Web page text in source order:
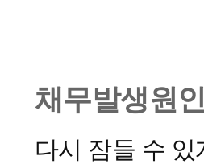
채무발생원
다시 잠들 수 있